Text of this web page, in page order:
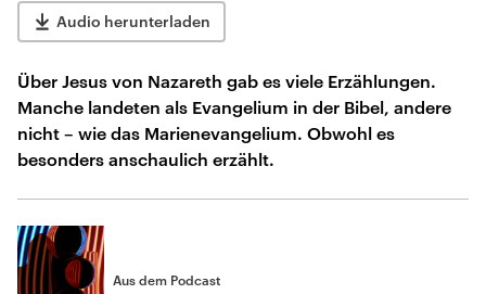
Audio herunterladen
Über Jesus von Nazareth gab es viele Erzählungen.
Manche landeten als Evangelium in der Bibel, andere
nicht – wie das Marienevangelium. Obwohl es
besonders anschaulich erzählt.
Aus dem Podcast